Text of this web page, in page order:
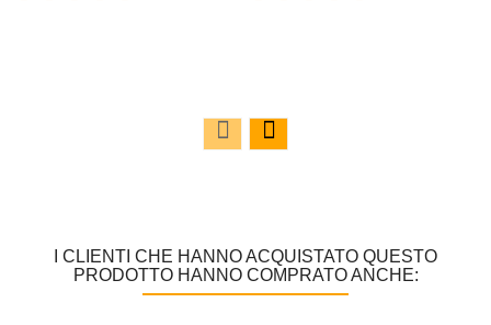
I CLIENTI CHE HANNO ACQUISTATO QUESTO
PRODOTTO HANNO COMPRATO ANCHE: